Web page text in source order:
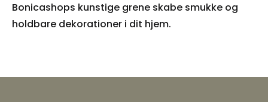
Bonicashops kunstige grene skabe smukke og
holdbare dekorationer i dit hjem.